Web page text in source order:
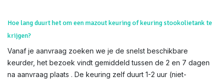
Hoe lang duurt het om een mazout keuring of keuring stookolietank te
krijgen?
Vanaf je aanvraag zoeken we je de snelst beschikbare
keurder, het bezoek vindt gemiddeld tussen de 2 en 7 dagen
na aanvraag plaats . De keuring zelf duurt 1-2 uur (niet-